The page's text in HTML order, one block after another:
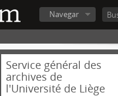
Navegar
Service général des
archives de
l'Université de Liège